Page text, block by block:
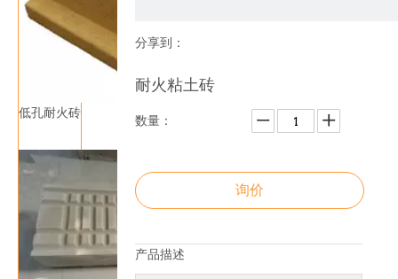
低孔耐火砖
分享到：
耐火粘土砖
数量：
询价
产品描述